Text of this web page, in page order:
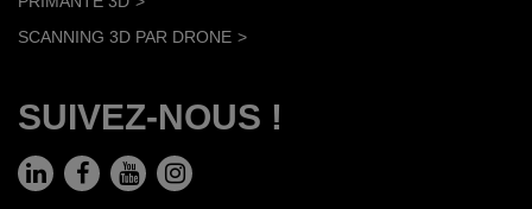
SCANNING 3D PAR DRONE
SUIVEZ-NOUS !